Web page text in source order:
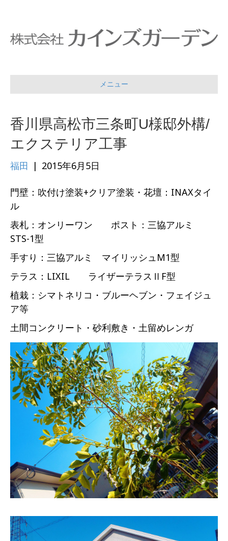
メニュー
香川県高松市三条町U様邸外構/
エクステリア工事
福田 | 2015年6月5日
門壁：吹付け塗装+クリア塗装・花壇：INAXタイ
ル
表札：オンリーワン ポスト：三協アルミ
STS-1型
手すり：三協アルミ マイリッシュM1型
テラス：LIXIL ライザーテラスⅡF型
植栽：シマトネリコ・ブルーヘブン・フェイジュ
ア等
土間コンクリート・砂利敷き・土留めレンガ